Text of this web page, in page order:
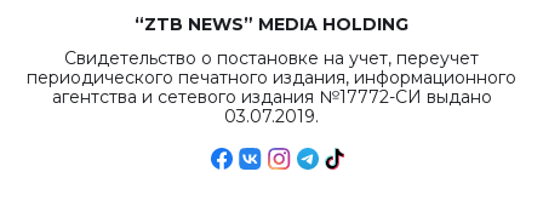
“ZTB NEWS” MEDIA HOLDING
Свидетельство о постановке на учет, переучет
периодического печатного издания, информационного
агентства и сетевого издания №17772-СИ выдано
03.07.2019.